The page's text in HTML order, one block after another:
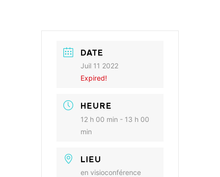
DATE
Juil 11 2022
Expired!
HEURE
12 h 00 min - 13 h 00
min
LIEU
en visioconférence